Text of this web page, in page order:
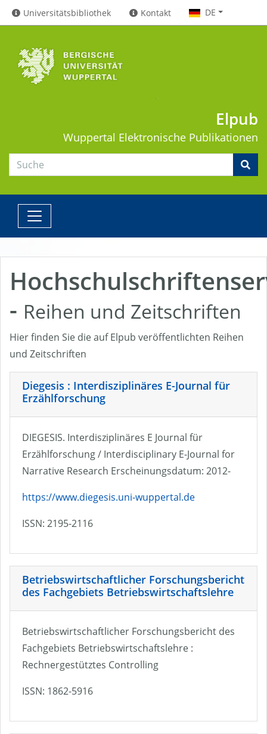
Universitätsbibliothek Kontakt DE
Elpub
Wuppertal Elektronische Publikationen
- Reihen und Zeitschriften
Hier finden Sie die auf Elpub veröffentlichten Reihen
und Zeitschriften
Diegesis : Interdisziplinäres E-Journal für
Erzählforschung
DIEGESIS. Interdisziplinäres E Journal für
Erzählforschung / Interdisciplinary E-Journal for
Narrative Research Erscheinungsdatum: 2012-
https://www.diegesis.uni-wuppertal.de
ISSN: 2195-2116
Betriebswirtschaftlicher Forschungsbericht
des Fachgebiets Betriebswirtschaftslehre
Betriebswirtschaftlicher Forschungsbericht des
Fachgebiets Betriebswirtschaftslehre :
Rechnergestütztes Controlling
ISSN: 1862-5916